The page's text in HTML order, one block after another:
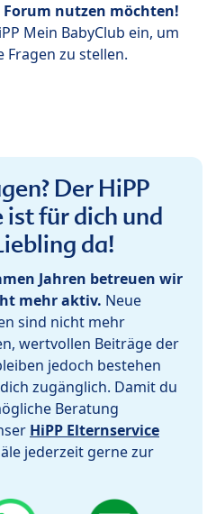
Forum nutzen möchten!
Mein BabyClub ein, um
zu stellen.
Der HiPP
ist für dich und
da!
Jahren betreuen wir
mehr aktiv. Neue
sind nicht mehr
wertvollen Beiträge der
jedoch bestehen
zugänglich. Damit du
Beratung
HiPP Elternservice
jederzeit gerne zur